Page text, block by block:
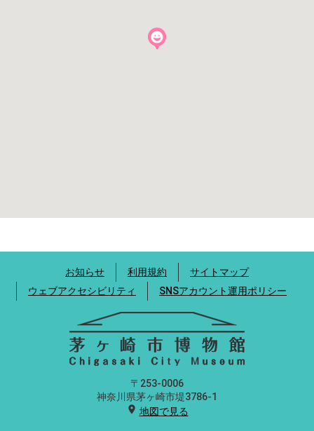
お知らせ 利用規約
サイトマップ
ウェブアクセシビリティ
SNSアカウント運用ポリシー
〒253-0006
神奈川県茅ヶ崎市堤3786-1
location_on 地図で見る